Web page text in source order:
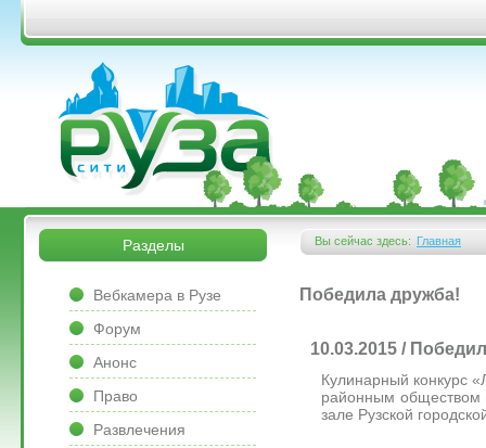
Перейти к основному содержанию
&bsps;
&bsps;
Вы сейчас здесь:
Вы здесь
Главная
Победила дружба!
10.03.2015 /
Кулинарный конкурс
районным обществом
зале Рузской
Разделы
Вебкамера в Рузе
Форум
Анонс
Право
Развлечения